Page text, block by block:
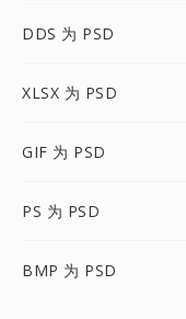
DDS 为 PSD
XLSX 为 PSD
GIF 为 PSD
PS 为 PSD
BMP 为 PSD